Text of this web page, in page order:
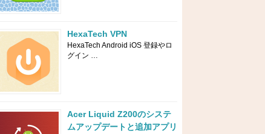
HexaTech VPN
HexaTech Android iOS 登録やロ
グイン …
Acer Liquid Z200のシステ
ムアップデートと追加アプリ